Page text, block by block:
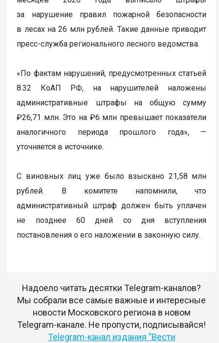
за нарушение правил пожарной безопасности
в лесах на 26 млн рублей. Такие данные приводит
пресс-служба регионального лесного ведомства.
«По фактам нарушений, предусмотренных статьей
8.32 КоАП РФ, на нарушителей наложены
административные штрафы на общую сумму
₽26,71 млн. Это на ₽6 млн превышает показатели
аналогичного периода прошлого года», —
уточняется в источнике.
С виновных лиц уже было взыскано 21,58 млн
рублей. В комитете напомнили, что
административный штраф должен быть уплачен
не позднее 60 дней со дня вступления
постановления о его наложении в законную силу.
Надоело читать десятки Telegram-каналов?
Мы собрали все самые важные и интересные
новости Московского региона в новом
Telegram-канале. Не пропусти, подписывайся!
Telegram-канал издания "Вести